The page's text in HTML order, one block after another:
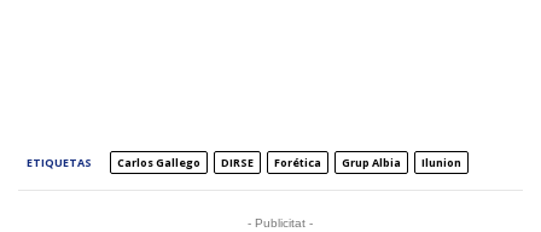
ETIQUETAS Carlos Gallego DIRSE Forética Grup Albia Ilunion
- Publicitat -